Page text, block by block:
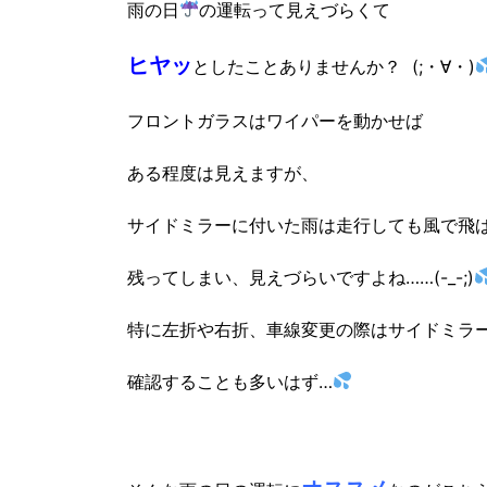
雨の日 の運転って見えづらくて
ヒヤッ としたことありませんか？ (;・∀・)
フロントガラスはワイパーを動かせば
ある程度は見えますが、
サイドミラーに付いた雨は走行しても風で飛
残ってしまい、見えづらいですよね……(-_-;)
特に左折や右折、車線変更の際はサイドミラ
確認することも多いはず…